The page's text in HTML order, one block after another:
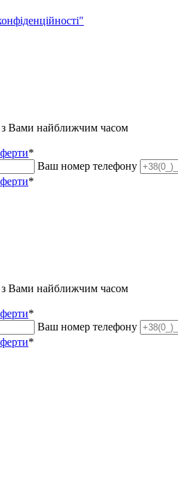
з Вами найближчим часом
*
Ваш номер телефону
*
з Вами найближчим часом
*
Ваш номер телефону
*